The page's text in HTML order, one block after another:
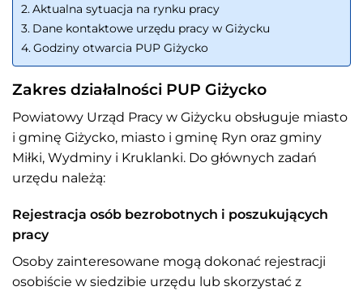
Aktualna sytuacja na rynku pracy
Dane kontaktowe urzędu pracy w Giżycku
Godziny otwarcia PUP Giżycko
Zakres działalności PUP Giżycko
Powiatowy Urząd Pracy w Giżycku obsługuje miasto
i gminę Giżycko, miasto i gminę Ryn oraz gminy
Miłki, Wydminy i Kruklanki. Do głównych zadań
urzędu należą:
Rejestracja osób bezrobotnych i poszukujących
pracy
Osoby zainteresowane mogą dokonać rejestracji
osobiście w siedzibie urzędu lub skorzystać z